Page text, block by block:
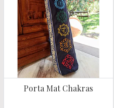
Porta Mat Chakras